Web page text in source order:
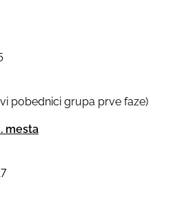
pobednici grupa prve faze)
mesta